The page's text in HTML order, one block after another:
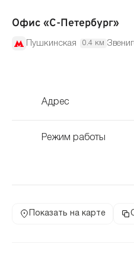
Офис «С-Петербург»
Пушкинская 0.4 км
Адрес
Режим работы
Показать на карте